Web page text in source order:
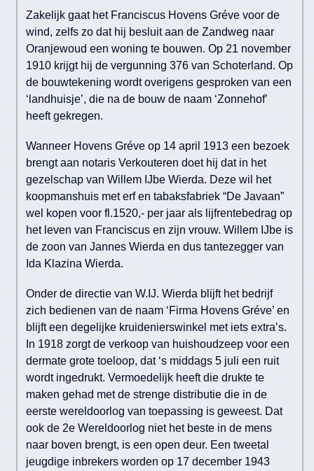
Zakelijk gaat het Franciscus Hovens Gréve voor de
wind, zelfs zo dat hij besluit aan de Zandweg naar
Oranjewoud een woning te bouwen. Op 21 november
1910 krijgt hij de vergunning 376 van Schoterland. Op
de bouwtekening wordt overigens gesproken van een
‘landhuisje’, die na de bouw de naam ‘Zonnehof’
heeft gekregen.
Wanneer Hovens Gréve op 14 april 1913 een bezoek
brengt aan notaris Verkouteren doet hij dat in het
gezelschap van Willem IJbe Wierda. Deze wil het
koopmanshuis met erf en tabaksfabriek “De Javaan”
wel kopen voor fl.1520,- per jaar als lijfrentebedrag op
het leven van Franciscus en zijn vrouw. Willem IJbe is
de zoon van Jannes Wierda en dus tantezegger van
Ida Klazina Wierda.
Onder de directie van W.IJ. Wierda blijft het bedrijf
zich bedienen van de naam ‘Firma Hovens Gréve’ en
blijft een degelijke kruidenierswinkel met iets extra’s.
In 1918 zorgt de verkoop van huishoudzeep voor een
dermate grote toeloop, dat ‘s middags 5 juli een ruit
wordt ingedrukt. Vermoedelijk heeft die drukte te
maken gehad met de strenge distributie die in de
eerste wereldoorlog van toepassing is geweest. Dat
ook de 2e Wereldoorlog niet het beste in de mens
naar boven brengt, is een open deur. Een tweetal
jeugdige inbrekers worden op 17 december 1943